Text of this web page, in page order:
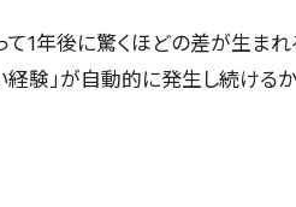
て1年後に驚くほどの差が生ま
験」が自動的に発生し続ける